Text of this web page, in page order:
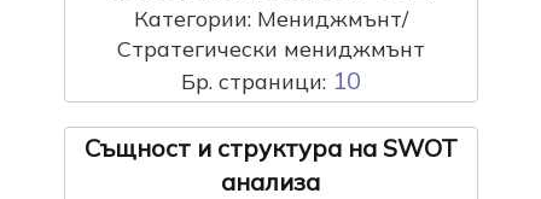
Категории: Мениджмънт/
Стратегически мениджмънт
Бр. страници: 10
Същност и структура на SWOT
анализа